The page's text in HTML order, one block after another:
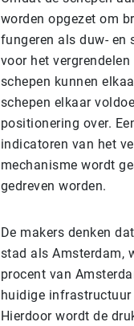
worden opgezet om
fungeren als duw- en
voor het
schepen kunnen
schepen elkaar
positionering over.
indicatoren van het
mechanisme wordt
gedreven worden.
De makers denken
stad als Amsterdam,
procent van
huidige
Hierdoor wordt de